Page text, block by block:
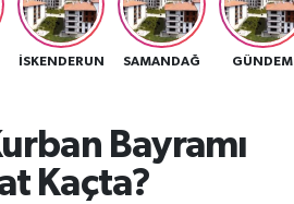
İSKENDERUN SAMANDAĞ GÜNDEM
Bayramı
Kaçta?
ve Fikstür